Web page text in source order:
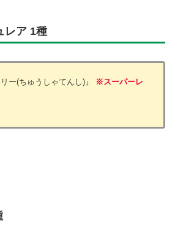
レア 1種
ー(ちゅうしゃてんし)』
※スーパーレ